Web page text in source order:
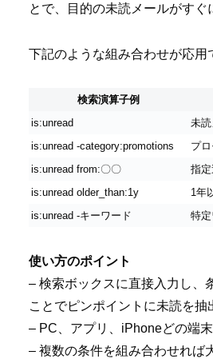
とで、目的の未読メールがすぐ
下記のような組み合わせが応用
検索演算子例
is:unread
未
is:unread -category:promotions
プ
is:unread from:〇〇
指
is:unread older_than:1y
1年
is:unread -キーワード
特
使い方のポイント
– 検索ボックスに直接入力し、
ことでピンポイントに未読を抽
– PC、アプリ、iPhoneどの端末
– 複数の条件を組み合わせれば